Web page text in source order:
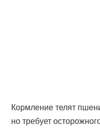
Кормление телят
но требует